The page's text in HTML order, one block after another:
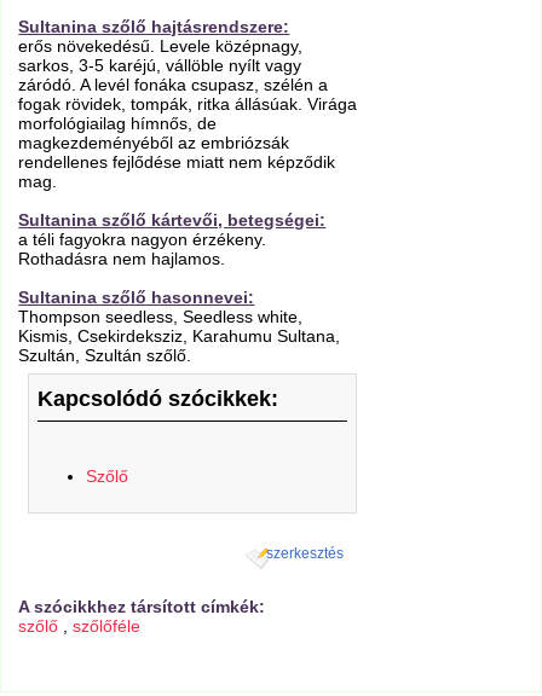
Sultanina szőlő hajtásrendszere:
erős növekedésű. Levele középnagy,
sarkos, 3-5 karéjú, vállöble nyílt vagy
záródó. A levél fonáka csupasz, szélén a
fogak rövidek, tompák, ritka állásúak. Virága
morfológiailag hímnős, de
magkezdeményéből az embriózsák
rendellenes fejlődése miatt nem képződik
mag.
Sultanina szőlő kártevői, betegségei:
a téli fagyokra nagyon érzékeny.
Rothadásra nem hajlamos.
Sultanina szőlő hasonnevei:
Thompson seedless, Seedless white,
Kismis, Csekirdeksziz, Karahumu Sultana,
Szultán, Szultán szőlő.
Kapcsolódó szócikkek:
Szőlő
szerkesztés
A szócikkhez társított címkék:
szőlő ,szőlőféle